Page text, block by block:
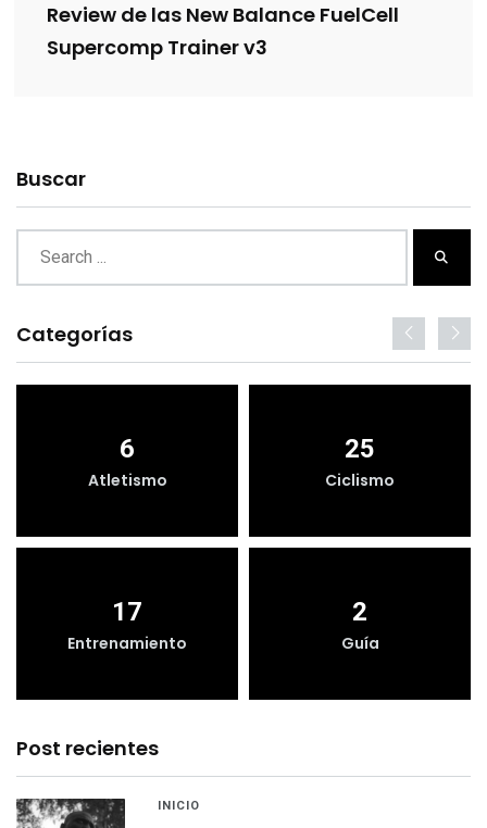
Review de las New Balance FuelCell
Supercomp Trainer v3
Buscar
Categorías
6
Atletismo
25
Ciclismo
17
Entrenamiento
2
Guía
Post recientes
INICIO